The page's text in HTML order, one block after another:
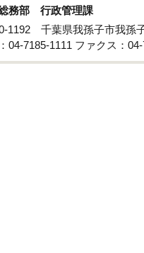
務部 行政管理課
1192 千葉県我孫子市我孫
04-7185-1111 ファクス：